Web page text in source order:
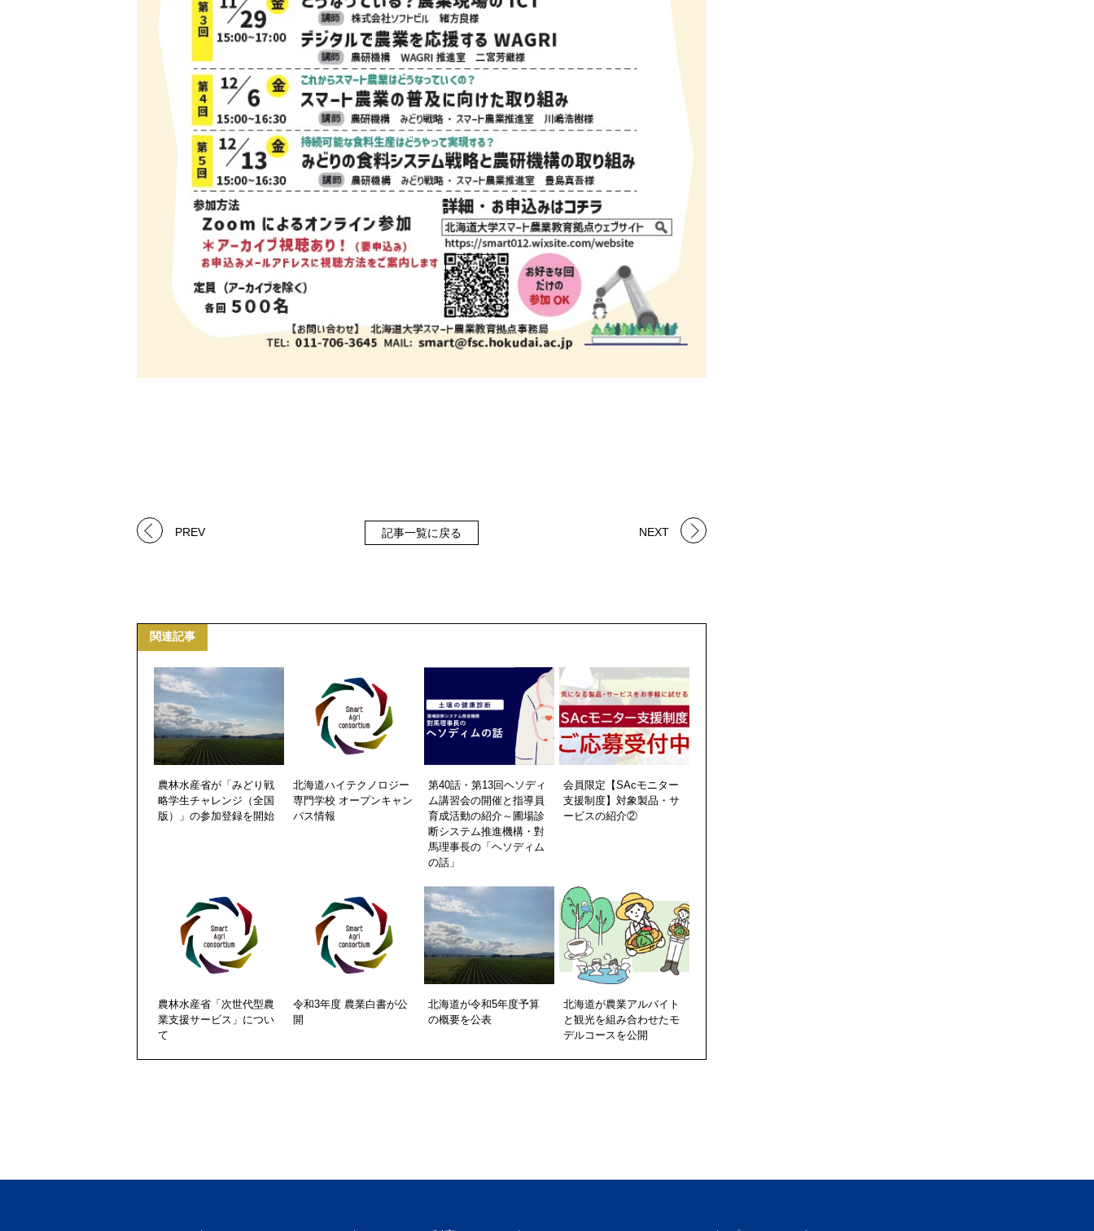
PREV 記事一覧に戻る NEXT
関連記事
農林水産省が「みどり戦
略学生チャレンジ（全国
版）」の参加登録を開始
北海道ハイテクノロジー
専門学校 オープンキャン
パス情報
第40話・第13回ヘソディ
ム講習会の開催と指導員
育成活動の紹介～圃場診
断システム推進機構・對
馬理事長の「ヘソディム
の話」
会員限定【SAcモニター
支援制度】対象製品・サ
ービスの紹介②
農林水産省「次世代型農
業支援サービス」につい
て
令和3年度 農業白書が公
開
北海道が令和5年度予算
の概要を公表
北海道が農業アルバイト
と観光を組み合わせたモ
デルコースを公開